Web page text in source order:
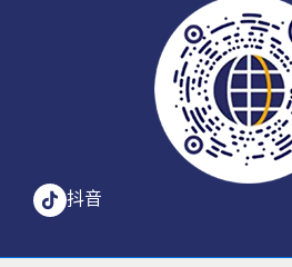
抖音